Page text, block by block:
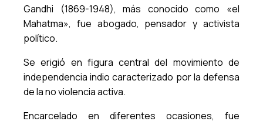
Gandhi (1869-1948), más conocido como «el
Mahatma», fue abogado, pensador y activista
político.
Se erigió en figura central del movimiento de
independencia indio caracterizado por la defensa
de la no violencia activa.
Encarcelado en diferentes ocasiones, fue